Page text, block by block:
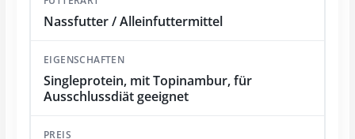
Nassfutter / Alleinfuttermittel
Singleprotein, mit Topinambur, für
Ausschlussdiät geeignet